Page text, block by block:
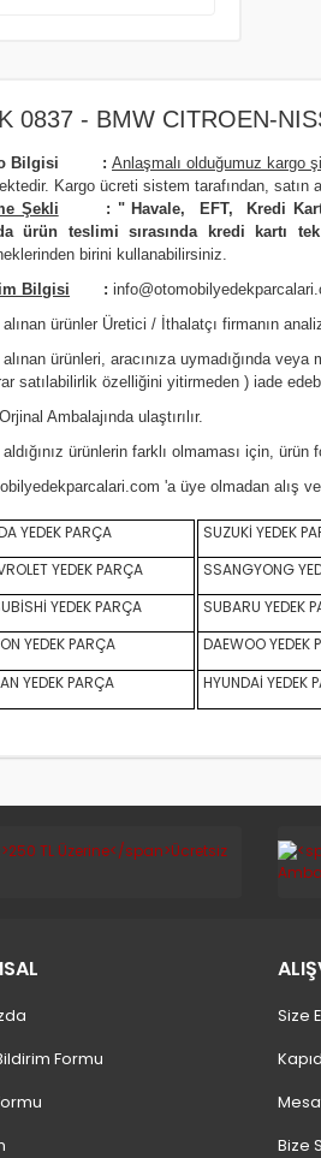
0837 - BMW CITROEN-
Bilgisi : Anlaşmalı olduğumuz kargo
Kargo ücreti sistem tarafından, satın
Şekli : " Havale, EFT, Kredi
ürün teslimi sırasında kredi kartı
birini kullanabilirsiniz.
Bilgisi :
alınan ürünler Üretici / İthalatçı firmanın
alınan ürünleri, aracınıza uymadığında
satılabilirlik özelliğini yitirmeden ) iade
nal Ambalajında ulaştırılır.
aldığınız ürünlerin farklı olmaması için,
'a üye olmadan alış
YEDEK PARÇA SUZUKİ YEDEK
YEDEK PARÇA
SSANGYONG
YEDEK PARÇA
SUBARU YEDEK
YEDEK PARÇA
DAEWOO YEDEK
YEDEK PARÇA
HYUNDAİ YEDEK
Formu
Size
Bize